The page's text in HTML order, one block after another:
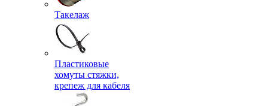
Такелаж
Пластиковые
хомуты стяжки,
крепеж для кабеля